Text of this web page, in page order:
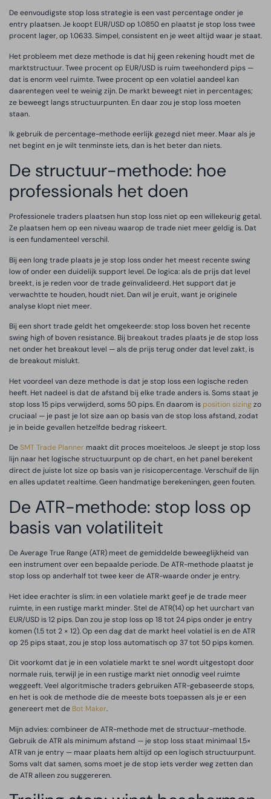
De eenvoudigste stop loss strategie is een vast percentage onder je
entry plaatsen. Je koopt EUR/USD op 1.0850 en plaatst je stop loss twee
procent lager, op 1.0633. Simpel, consistent en je weet altijd waar je staat.
Het probleem met deze methode is dat hij geen rekening houdt met de
marktstructuur. Twee procent op EUR/USD is ruim tweehonderd pips —
dat is enorm veel ruimte. Twee procent op een volatiel aandeel kan
daarentegen veel te weinig zijn. De markt beweegt niet in percentages;
ze beweegt langs structuurpunten. En daar zou je stop loss moeten
staan.
Ik gebruik de percentage-methode eerlijk gezegd niet meer. Maar als je
net begint en je wilt tenminste iets, dan is het beter dan niets.
De structuur-methode: hoe
professionals het doen
Professionele traders plaatsen hun stop loss niet op een willekeurig getal.
Ze plaatsen hem op een niveau waarop de trade niet meer geldig is. Dat
is een fundamenteel verschil.
Bij een long trade plaats je je stop loss onder het meest recente swing
low of onder een duidelijk support level. De logica: als de prijs dat level
breekt, is je reden voor de trade geïnvalideerd. Het support dat je
verwachtte te houden, houdt niet. Dan wil je eruit, want je originele
analyse klopt niet meer.
Bij een short trade geldt het omgekeerde: stop loss boven het recente
swing high of boven resistance. Bij breakout trades plaats je de stop loss
net onder het breakout level — als de prijs terug onder dat level zakt, is
de breakout mislukt.
Het voordeel van deze methode is dat je stop loss een logische reden
heeft. Het nadeel is dat de afstand bij elke trade anders is. Soms staat je
stop loss 15 pips verwijderd, soms 50 pips. En daarom is position sizingzo
cruciaal — je past je lot size aan op basis van de stop loss afstand, zodat
je in beide gevallen hetzelfde bedrag riskeert.
DeSMT Trade Planner maakt dit proces moeiteloos. Je sleept je stop loss
lijn naar het logische structuurpunt op de chart, en het panel berekent
direct de juiste lot size op basis van je risicopercentage. Verschuif de lijn
en alles updatet realtime. Geen handmatige berekeningen, geen fouten.
De ATR-methode: stop loss op
basis van volatiliteit
De Average True Range (ATR) meet de gemiddelde beweeglijkheid van
een instrument over een bepaalde periode. De ATR-methode plaatst je
stop loss op anderhalf tot twee keer de ATR-waarde onder je entry.
Het idee erachter is slim: in een volatiele markt geef je de trade meer
ruimte, in een rustige markt minder. Stel de ATR(14) op het uurchart van
EUR/USD is 12 pips. Dan zou je stop loss op 18 tot 24 pips onder je entry
komen (1.5 tot 2 × 12). Op een dag dat de markt heel volatiel is en de ATR
op 25 pips staat, zou je stop loss automatisch op 37 tot 50 pips komen.
Dit voorkomt dat je in een volatiele markt te snel wordt uitgestopt door
normale ruis, terwijl je in een rustige markt niet onnodig veel ruimte
weggeeft. Veel algoritmische traders gebruiken ATR-gebaseerde stops,
en het is ook de methode die de meeste bots toepassen als je er een
genereert met de Bot Maker.
Mijn advies: combineer de ATR-methode met de structuur-methode.
Gebruik de ATR als minimum afstand — je stop loss staat minimaal 1.5×
ATR van je entry — maar plaats hem altijd op een logisch structuurpunt.
Soms valt dat samen, soms moet je de stop iets verder weg zetten dan
de ATR alleen zou suggereren.